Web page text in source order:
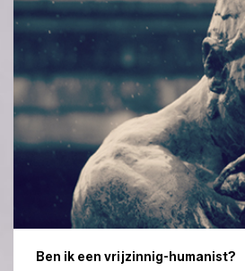
Ben ik een vrijzinnig-humanist?